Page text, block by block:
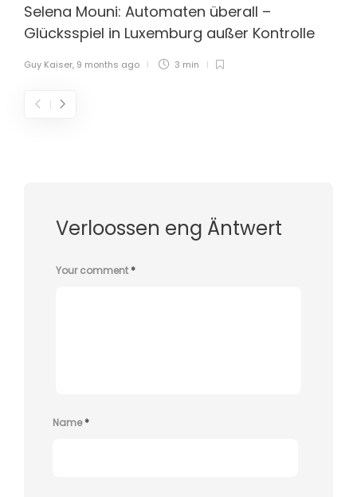
Selena Mouni: Automaten überall –
Glücksspiel in Luxemburg außer Kontrolle
Guy Kaiser, 9 months ago 3 min
Verloossen eng Äntwert
Your comment*
Name*